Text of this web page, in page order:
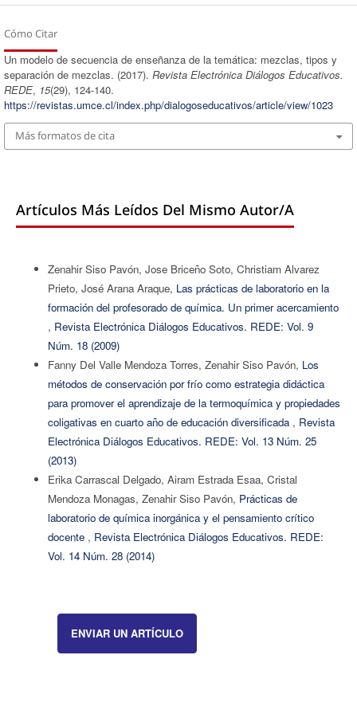
Cómo Citar
Un modelo de secuencia de enseñanza de la temática: mezclas, tipos y
separación de mezclas. (2017). Revista Electrónica Diálogos Educativos.
REDE, 15(29), 124-140.
https://revistas.umce.cl/index.php/dialogoseducativos/article/view/1023
Más formatos de cita
Artículos Más Leídos Del Mismo Autor/a
Zenahir Siso Pavón, Jose Briceño Soto, Christiam Alvarez
Prieto, José Arana Araque, Las prácticas de laboratorio en la
formación del profesorado de química. Un primer acercamiento
, Revista Electrónica Diálogos Educativos. REDE: Vol. 9
Núm. 18 (2009)
Fanny Del Valle Mendoza Torres, Zenahir Siso Pavón, Los
métodos de conservación por frío como estrategia didáctica
para promover el aprendizaje de la termoquímica y propiedades
coligativas en cuarto año de educación diversificada , Revista
Electrónica Diálogos Educativos. REDE: Vol. 13 Núm. 25
(2013)
Erika Carrascal Delgado, Airam Estrada Esaa, Cristal
Mendoza Monagas, Zenahir Siso Pavón, Prácticas de
laboratorio de química inorgánica y el pensamiento crítico
docente , Revista Electrónica Diálogos Educativos. REDE:
Vol. 14 Núm. 28 (2014)
ENVIAR UN ARTÍCULO